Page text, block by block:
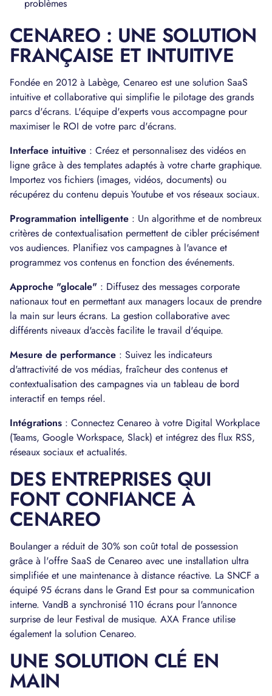
problèmes
CENAREO : UNE SOLUTION
FRANÇAISE ET INTUITIVE
Fondée en 2012 à Labège, Cenareo est une solution SaaS
intuitive et collaborative qui simplifie le pilotage des grands
parcs d'écrans. L'équipe d'experts vous accompagne pour
maximiser le ROI de votre parc d'écrans.
Interface intuitive : Créez et personnalisez des vidéos en
ligne grâce à des templates adaptés à votre charte graphique.
Importez vos fichiers (images, vidéos, documents) ou
récupérez du contenu depuis Youtube et vos réseaux sociaux.
Programmation intelligente : Un algorithme et de nombreux
critères de contextualisation permettent de cibler précisément
vos audiences. Planifiez vos campagnes à l'avance et
programmez vos contenus en fonction des événements.
Approche "glocale" : Diffusez des messages corporate
nationaux tout en permettant aux managers locaux de prendre
la main sur leurs écrans. La gestion collaborative avec
différents niveaux d'accès facilite le travail d'équipe.
Mesure de performance : Suivez les indicateurs
d'attractivité de vos médias, fraîcheur des contenus et
contextualisation des campagnes via un tableau de bord
interactif en temps réel.
Intégrations : Connectez Cenareo à votre Digital Workplace
(Teams, Google Workspace, Slack) et intégrez des flux RSS,
réseaux sociaux et actualités.
DES ENTREPRISES QUI
FONT CONFIANCE À
CENAREO
Boulanger a réduit de 30% son coût total de possession
grâce à l'offre SaaS de Cenareo avec une installation ultra
simplifiée et une maintenance à distance réactive. La SNCF a
équipé 95 écrans dans le Grand Est pour sa communication
interne. VandB a synchronisé 110 écrans pour l'annonce
surprise de leur Festival de musique. AXA France utilise
également la solution Cenareo.
UNE SOLUTION CLÉ EN
MAIN